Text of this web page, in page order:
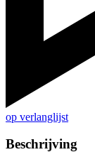
op verlanglijst
Beschrijving